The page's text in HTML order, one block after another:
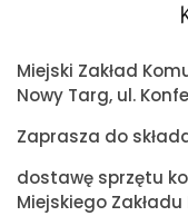
Miejski Zakład
Nowy Targ, ul.
Zaprasza do
dostawę sprzętu
Miejskiego